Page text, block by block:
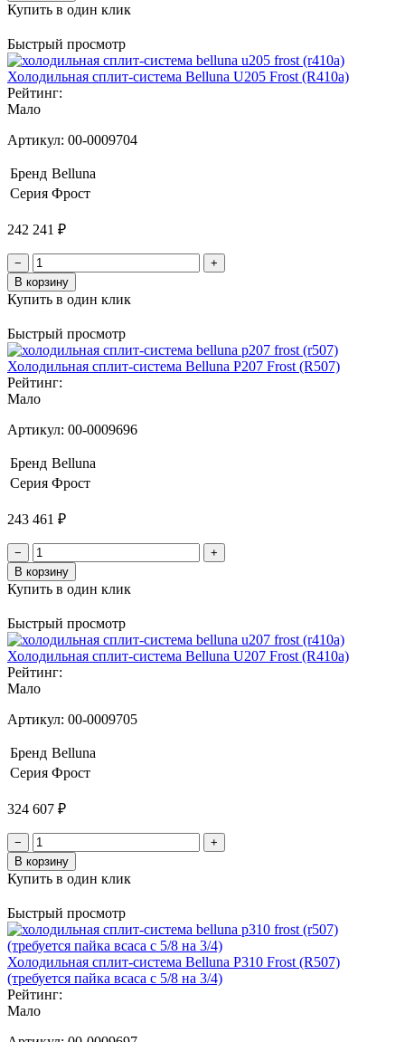
Купить в один клик
Быстрый просмотр
Холодильная сплит-система Belluna U205 Frost (R410a)
Рейтинг:
Мало
Артикул: 00-0009704
Бренд Belluna
Серия Фрост
242 241 ₽
−
+
В корзину
Купить в один клик
Быстрый просмотр
Холодильная сплит-система Belluna P207 Frost (R507)
Рейтинг:
Мало
Артикул: 00-0009696
Бренд Belluna
Серия Фрост
243 461 ₽
−
+
В корзину
Купить в один клик
Быстрый просмотр
Холодильная сплит-система Belluna U207 Frost (R410a)
Рейтинг:
Мало
Артикул: 00-0009705
Бренд Belluna
Серия Фрост
324 607 ₽
−
+
В корзину
Купить в один клик
Быстрый просмотр
Холодильная сплит-система Belluna P310 Frost (R507)
(требуется пайка всаса с 5/8 на 3/4)
Рейтинг:
Мало